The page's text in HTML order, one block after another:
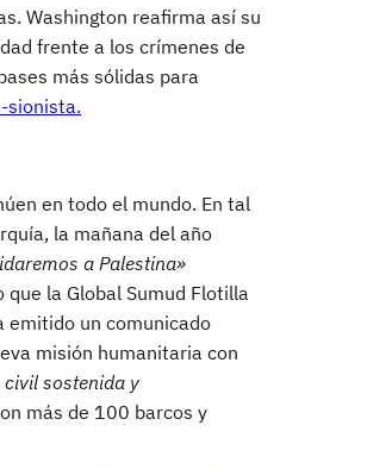
Washington reafirma así su
frente a los crímenes de
más sólidas para
sionista.
en todo el mundo. En tal
la mañana del año
a Palestina»
la Global Sumud Flotilla
emitido un comunicado
misión humanitaria con
civil sostenida y
más de 100 barcos y